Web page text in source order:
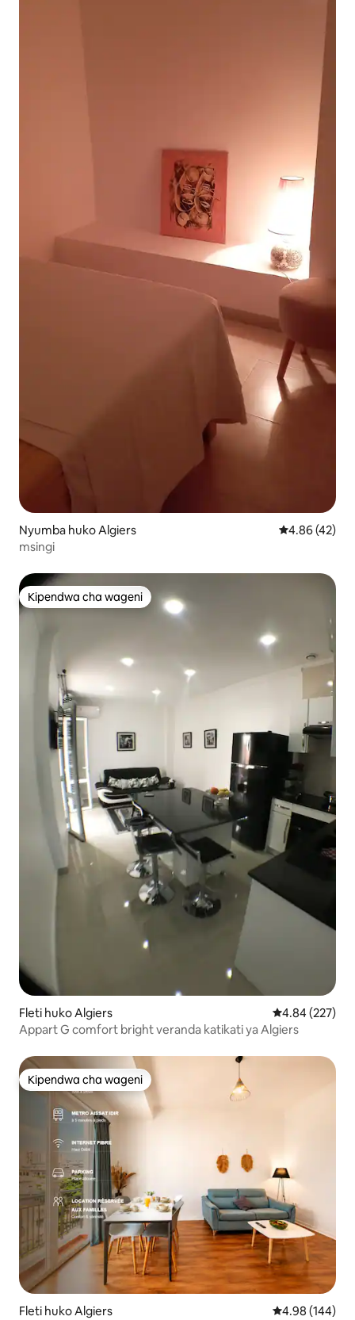
Nyumba huko Algiers Ukadiriaji wa
4.86 (42)
msingi
Kipendwa cha wageni
Kipendwa cha wageni
Fleti huko Algiers Ukadiriaji wa
4.84 (227)
Appart G comfort bright veranda katikati ya Algiers
Kipendwa cha wageni
Kipendwa cha wageni
Fleti huko Algiers Ukadiriaji wa
4.98 (144)